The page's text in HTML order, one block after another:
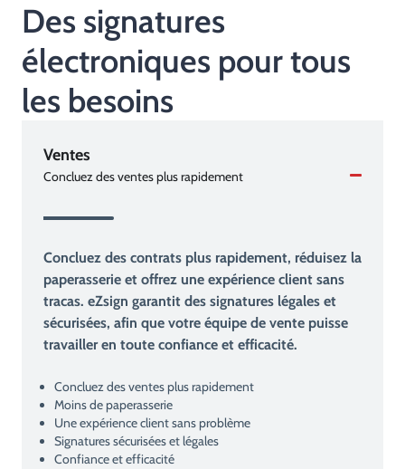
Des signatures
électroniques pour tous
les besoins
Ventes
Concluez des ventes plus rapidement
Concluez des contrats plus rapidement, réduisez la
paperasserie et offrez une expérience client sans
tracas. eZsign garantit des signatures légales et
sécurisées, afin que votre équipe de vente puisse
travailler en toute confiance et efficacité.
Concluez des ventes plus rapidement
Moins de paperasserie
Une expérience client sans problème
Signatures sécurisées et légales
Confiance et efficacité